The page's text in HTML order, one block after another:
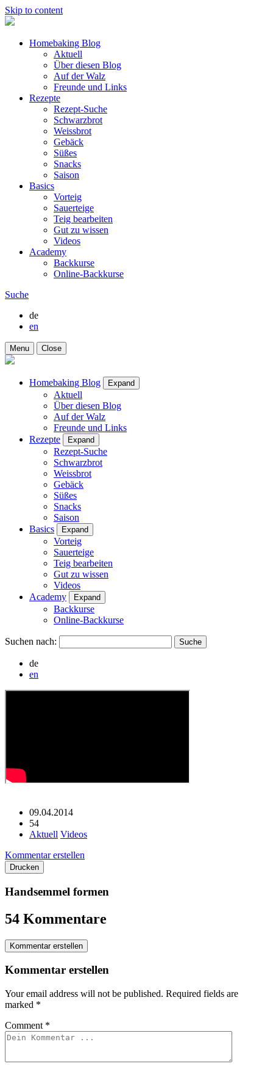
Skip to content
Homebaking Blog
Aktuell
Über diesen Blog
Auf der Walz
Freunde und Links
Rezepte
Rezept-Suche
Schwarzbrot
Weissbrot
Gebäck
Süßes
Snacks
Saison
Basics
Vorteig
Sauerteige
Teig bearbeiten
Gut zu wissen
Videos
Academy
Backkurse
Online-Backkurse
Suche
de
en
Menu Close
Homebaking Blog Expand
Aktuell
Über diesen Blog
Auf der Walz
Freunde und Links
Rezepte
Expand
Rezept-Suche
Schwarzbrot
Weissbrot
Gebäck
Süßes
Snacks
Saison
Basics
Expand
Vorteig
Sauerteige
Teig bearbeiten
Gut zu wissen
Videos
Academy
Expand
Backkurse
Online-Backkurse
Suchen nach:
de
en
09.04.2014
54
Aktuell Videos
Kommentar erstellen
Drucken
Handsemmel formen
54 Kommentare
Kommentar erstellen
Kommentar erstellen
Your email address will not be published. Required fields are
marked *
Comment *